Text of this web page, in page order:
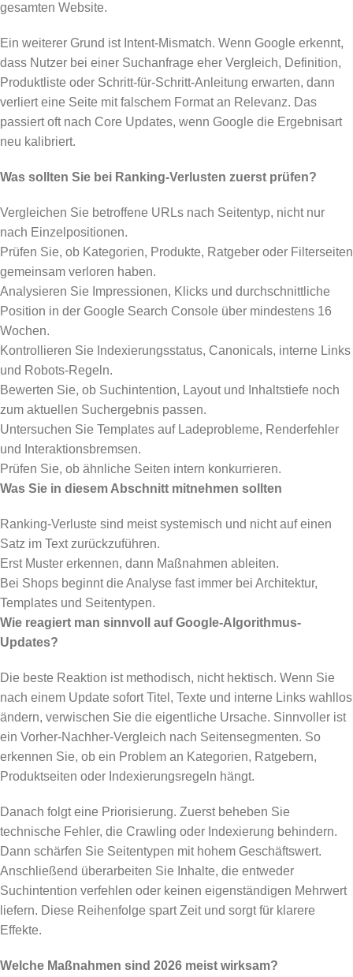
gesamten Website.
Ein weiterer Grund ist Intent-Mismatch. Wenn Google erkennt,
dass Nutzer bei einer Suchanfrage eher Vergleich, Definition,
Produktliste oder Schritt-für-Schritt-Anleitung erwarten, dann
verliert eine Seite mit falschem Format an Relevanz. Das
passiert oft nach Core Updates, wenn Google die Ergebnisart
neu kalibriert.
Was sollten Sie bei Ranking-Verlusten zuerst prüfen?
Vergleichen Sie betroffene URLs nach Seitentyp, nicht nur
nach Einzelpositionen.
Prüfen Sie, ob Kategorien, Produkte, Ratgeber oder Filterseiten
gemeinsam verloren haben.
Analysieren Sie Impressionen, Klicks und durchschnittliche
Position in der Google Search Console über mindestens 16
Wochen.
Kontrollieren Sie Indexierungsstatus, Canonicals, interne Links
und Robots-Regeln.
Bewerten Sie, ob Suchintention, Layout und Inhaltstiefe noch
zum aktuellen Suchergebnis passen.
Untersuchen Sie Templates auf Ladeprobleme, Renderfehler
und Interaktionsbremsen.
Prüfen Sie, ob ähnliche Seiten intern konkurrieren.
Was Sie in diesem Abschnitt mitnehmen sollten
Ranking-Verluste sind meist systemisch und nicht auf einen
Satz im Text zurückzuführen.
Erst Muster erkennen, dann Maßnahmen ableiten.
Bei Shops beginnt die Analyse fast immer bei Architektur,
Templates und Seitentypen.
Wie reagiert man sinnvoll auf Google-Algorithmus-
Updates?
Die beste Reaktion ist methodisch, nicht hektisch. Wenn Sie
nach einem Update sofort Titel, Texte und interne Links wahllos
ändern, verwischen Sie die eigentliche Ursache. Sinnvoller ist
ein Vorher-Nachher-Vergleich nach Seitensegmenten. So
erkennen Sie, ob ein Problem an Kategorien, Ratgebern,
Produktseiten oder Indexierungsregeln hängt.
Danach folgt eine Priorisierung. Zuerst beheben Sie
technische Fehler, die Crawling oder Indexierung behindern.
Dann schärfen Sie Seitentypen mit hohem Geschäftswert.
Anschließend überarbeiten Sie Inhalte, die entweder
Suchintention verfehlen oder keinen eigenständigen Mehrwert
liefern. Diese Reihenfolge spart Zeit und sorgt für klarere
Effekte.
Welche Maßnahmen sind 2026 meist wirksam?